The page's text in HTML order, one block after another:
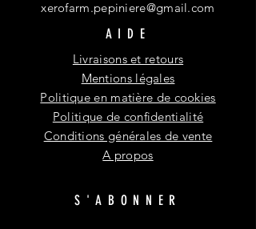
xerofarm.pepiniere@gmail.com
AIDE
Livraisons et retours
Mentions légales
Politique en matière de cookies
Politique de confidentialité
Conditions générales de vente
A propos
S'ABONNER